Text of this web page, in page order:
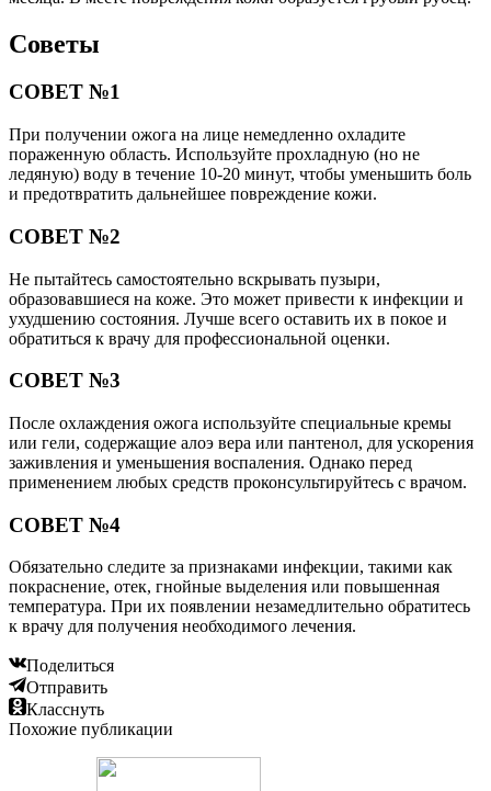
Советы
СОВЕТ №1
При получении ожога на лице немедленно охладите
пораженную область. Используйте прохладную (но не
ледяную) воду в течение 10-20 минут, чтобы уменьшить боль
и предотвратить дальнейшее повреждение кожи.
СОВЕТ №2
Не пытайтесь самостоятельно вскрывать пузыри,
образовавшиеся на коже. Это может привести к инфекции и
ухудшению состояния. Лучше всего оставить их в покое и
обратиться к врачу для профессиональной оценки.
СОВЕТ №3
После охлаждения ожога используйте специальные кремы
или гели, содержащие алоэ вера или пантенол, для ускорения
заживления и уменьшения воспаления. Однако перед
применением любых средств проконсультируйтесь с врачом.
СОВЕТ №4
Обязательно следите за признаками инфекции, такими как
покраснение, отек, гнойные выделения или повышенная
температура. При их появлении незамедлительно обратитесь
к врачу для получения необходимого лечения.
Поделиться
Отправить
Класснуть
Похожие публикации